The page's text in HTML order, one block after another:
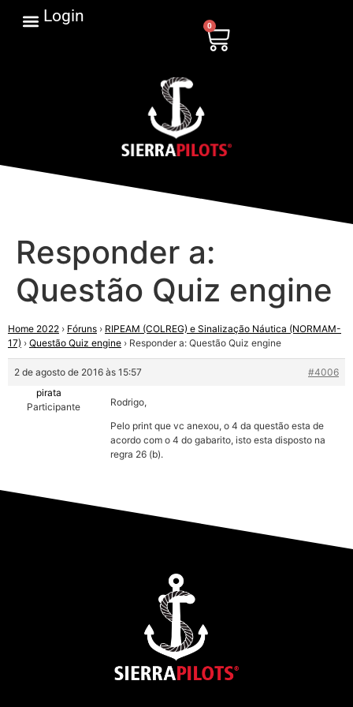
Login
0
Responder a:
Questão Quiz engine
Home 2022 › Fóruns › RIPEAM (COLREG) e Sinalização Náutica (NORMAM-
17) › Questão Quiz engine › Responder a: Questão Quiz engine
2 de agosto de 2016 às 15:57
#4006
pirata
Participante
Rodrigo,
Pelo print que vc anexou, o 4 da questão esta de
acordo com o 4 do gabarito, isto esta disposto na
regra 26 (b).